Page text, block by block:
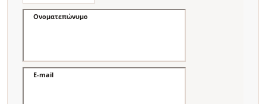
Ονοματεπώνυμο
E-mail